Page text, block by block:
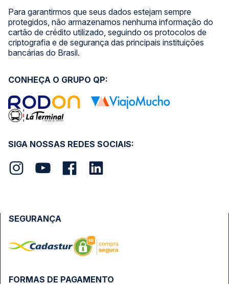
Para garantirmos que seus dados estejam sempre
protegidos, não armazenamos nenhuma informação do
cartão de crédito utilizado, seguindo os protocolos de
criptografia e de segurança das principais instituições
bancárias do Brasil.
SIGA NOSSAS REDES SOCIAIS:
CONHEÇA O GRUPO QP:
FORMAS DE PAGAMENTO
SEGURANÇA